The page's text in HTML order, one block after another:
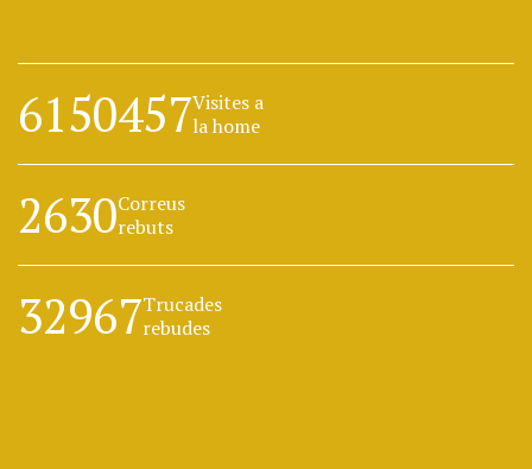
6150457Visites a
la home
2630Correus
rebuts
32967Trucades
rebudes